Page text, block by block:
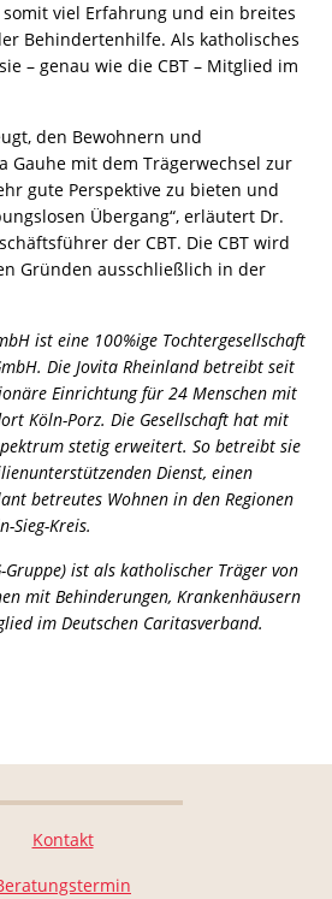
somit viel Erfahrung und ein breites
Behindertenhilfe. Als katholisches
– genau wie die CBT – Mitglied im
den Bewohnern und
Gauhe mit dem Trägerwechsel zur
gute Perspektive zu bieten und
Übergang“, erläutert Dr.
der CBT. Die CBT wird
Gründen ausschließlich in der
ist eine 100%ige Tochtergesellschaft
Die Jovita Rheinland betreibt seit
Einrichtung für 24 Menschen mit
Köln-Porz. Die Gesellschaft hat mit
stetig erweitert. So betreibt sie
Dienst, einen
betreutes Wohnen in den Regionen
Sieg-Kreis.
Gruppe) ist als katholischer Träger von
mit Behinderungen, Krankenhäusern
im Deutschen Caritasverband.
Kontakt